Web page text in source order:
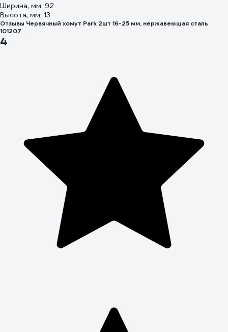
Ширина, мм: 92
Высота, мм: 13
Отзывы Червячный хомут Park 2шт 16-25 мм, нержавеющая сталь
101207
4